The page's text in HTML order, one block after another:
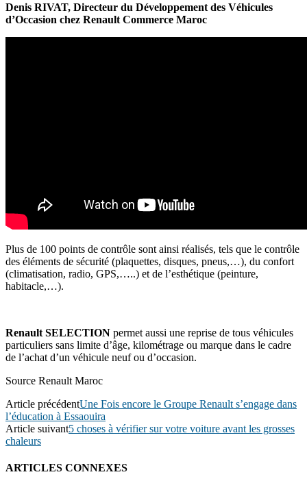
Denis RIVAT, Directeur du Développement des Véhicules
d’Occasion chez Renault Commerce Maroc
Plus de 100 points de contrôle sont ainsi réalisés, tels que le contrôle
des éléments de sécurité (plaquettes, disques, pneus,…), du confort
(climatisation, radio, GPS,…..) et de l’esthétique (peinture,
habitacle,…).
Renault SELECTION permet aussi une reprise de tous véhicules
particuliers sans limite d’âge, kilométrage ou marque dans le cadre
de l’achat d’un véhicule neuf ou d’occasion.
Source Renault Maroc
Article précédentUne Fois encore le Groupe Renault s’engage dans
l’éducation à Essaouira
Article suivant5 choses à vérifier sur votre voiture avant les grosses
chaleurs
ARTICLES CONNEXES